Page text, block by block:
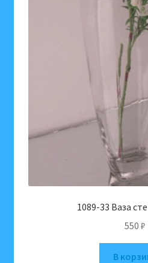
1089-33 Ваза
550 ₽
В